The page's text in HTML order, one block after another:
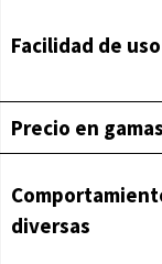
Facilidad de uso
Precio en
diversas